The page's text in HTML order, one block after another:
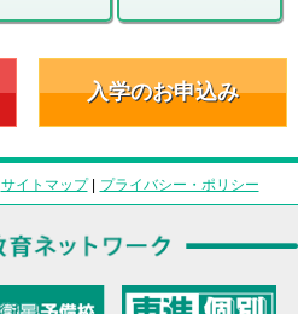
入学のお申込み
サイトマップ| プライバシー・ポリシー